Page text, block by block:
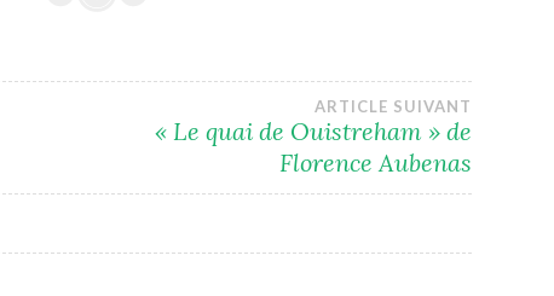
ARTICLE SUIVANT
« Le quai de Ouistreham » de
Florence Aubenas